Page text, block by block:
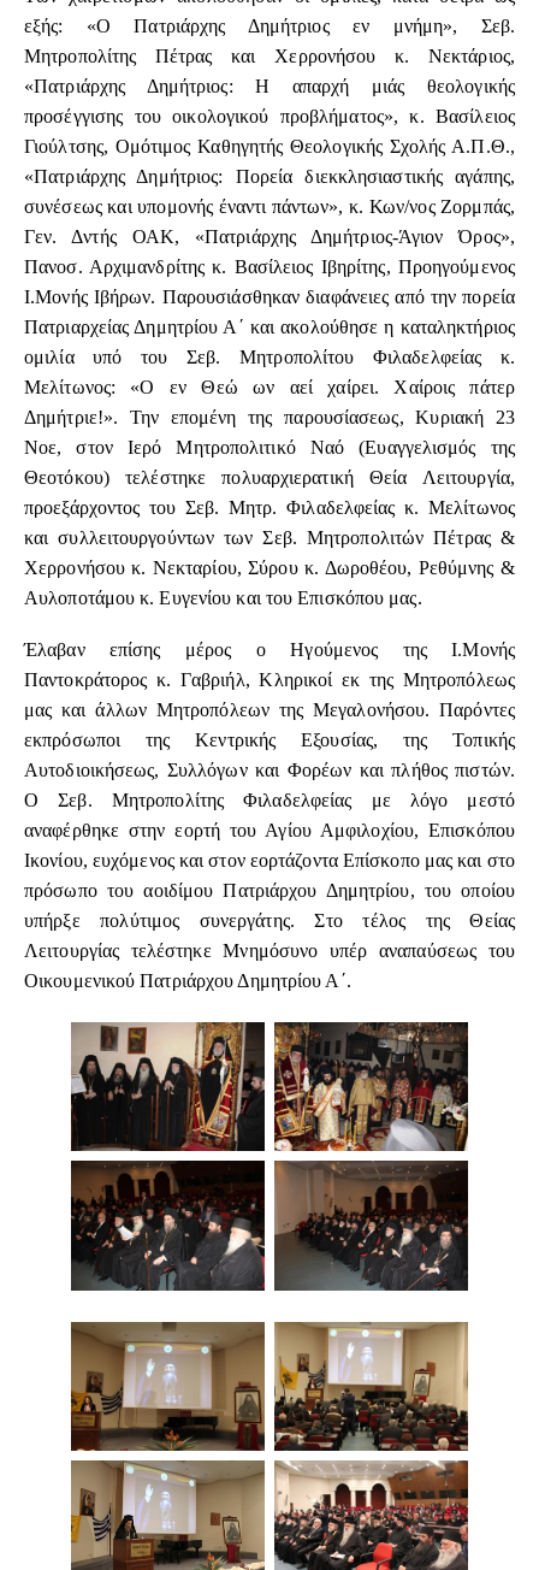
εξής: «Ο Πατριάρχης Δημήτριος εν μνήμη», Σεβ.
Μητροπολίτης Πέτρας και Χερρονήσου κ. Νεκτάριος,
«Πατριάρχης Δημήτριος: Η απαρχή μιάς θεολογικής
προσέγγισης του οικολογικού προβλήματος», κ. Βασίλειος
Γιούλτσης, Ομότιμος Καθηγητής Θεολογικής Σχολής Α.Π.Θ.,
«Πατριάρχης Δημήτριος: Πορεία διεκκλησιαστικής αγάπης,
συνέσεως και υπομονής έναντι πάντων», κ. Κων/νος Ζορμπάς,
Γεν. Δντής ΟΑΚ, «Πατριάρχης Δημήτριος-Άγιον Όρος»,
Πανοσ. Αρχιμανδρίτης κ. Βασίλειος Ιβηρίτης, Προηγούμενος
Ι.Μονής Ιβήρων. Παρουσιάσθηκαν διαφάνειες από την πορεία
Πατριαρχείας Δημητρίου Α΄ και ακολούθησε η καταληκτήριος
ομιλία υπό του Σεβ. Μητροπολίτου Φιλαδελφείας κ.
Μελίτωνος: «Ο εν Θεώ ων αεί χαίρει. Χαίροις πάτερ
Δημήτριε!». Την επομένη της παρουσίασεως, Κυριακή 23
Νοε, στον Ιερό Μητροπολιτικό Ναό (Ευαγγελισμός της
Θεοτόκου) τελέστηκε πολυαρχιερατική Θεία Λειτουργία,
προεξάρχοντος του Σεβ. Μητρ. Φιλαδελφείας κ. Μελίτωνος
και συλλειτουργούντων των Σεβ. Μητροπολιτών Πέτρας &
Χερρονήσου κ. Νεκταρίου, Σύρου κ. Δωροθέου, Ρεθύμνης &
Αυλοποτάμου κ. Ευγενίου και του Επισκόπου μας.
Έλαβαν επίσης μέρος ο Ηγούμενος της Ι.Μονής
Παντοκράτορος κ. Γαβριήλ, Κληρικοί εκ της Μητροπόλεως
μας και άλλων Μητροπόλεων της Μεγαλονήσου. Παρόντες
εκπρόσωποι της Κεντρικής Εξουσίας, της Τοπικής
Αυτοδιοικήσεως, Συλλόγων και Φορέων και πλήθος πιστών.
Ο Σεβ. Μητροπολίτης Φιλαδελφείας με λόγο μεστό
αναφέρθηκε στην εορτή του Αγίου Αμφιλοχίου, Επισκόπου
Ικονίου, ευχόμενος και στον εορτάζοντα Επίσκοπο μας και στο
πρόσωπο του αοιδίμου Πατριάρχου Δημητρίου, του οποίου
υπήρξε πολύτιμος συνεργάτης. Στο τέλος της Θείας
Λειτουργίας τελέστηκε Μνημόσυνο υπέρ αναπαύσεως του
Οικουμενικού Πατριάρχου Δημητρίου Α΄.